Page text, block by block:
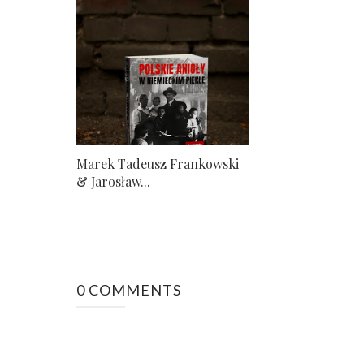
Marek Tadeusz Frankowski
& Jarosław...
0 COMMENTS